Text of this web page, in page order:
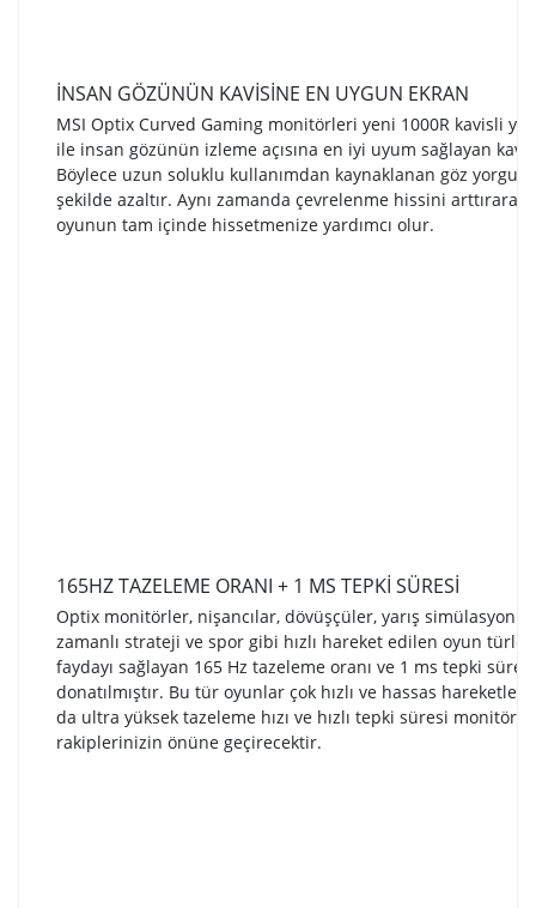
İNSAN GÖZÜNÜN KAVİSİNE EN UYGUN EKRAN
MSI Optix Curved Gaming monitörleri yeni 1000R kavisli
ile insan gözünün izleme açısına en iyi uyum sağlayan
Böylece uzun soluklu kullanımdan kaynaklanan göz
şekilde azaltır. Aynı zamanda çevrelenme hissini arttırarak
oyunun tam içinde hissetmenize yardımcı olur.
165HZ TAZELEME ORANI + 1 MS TEPKİ SÜRESİ
Optix monitörler, nişancılar, dövüşçüler, yarış
zamanlı strateji ve spor gibi hızlı hareket edilen oyun
faydayı sağlayan 165 Hz tazeleme oranı ve 1 ms tepki
donatılmıştır. Bu tür oyunlar çok hızlı ve hassas
da ultra yüksek tazeleme hızı ve hızlı tepki süresi monitörü
rakiplerinizin önüne geçirecektir.